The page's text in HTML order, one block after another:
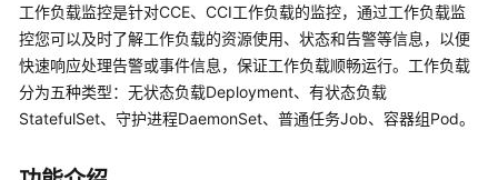
产
品
介
绍
工作负载监控是针对CCE、CCI工作负载的监控，通过工作负载监
控您可以及时了解工作负载的资源使用、状态和告警等信息，以便
快速响应处理告警或事件信息，保证工作负载顺畅运行。工作负载
分为五种类型：无状态负载Deployment、有状态负载
StatefulSet、守护进程DaemonSet、普通任务Job、容器组Pod。